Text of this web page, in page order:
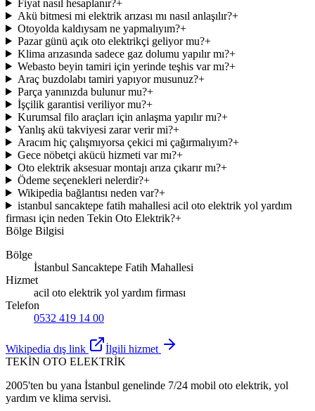
Fiyat nasıl hesaplanır?+
Akü bitmesi mi elektrik arızası mı nasıl anlaşılır?+
Otoyolda kaldıysam ne yapmalıyım?+
Pazar günü açık oto elektrikçi geliyor mu?+
Klima arızasında sadece gaz dolumu yapılır mı?+
Webasto beyin tamiri için yerinde teşhis var mı?+
Araç buzdolabı tamiri yapıyor musunuz?+
Parça yanınızda bulunur mu?+
İşçilik garantisi veriliyor mu?+
Kurumsal filo araçları için anlaşma yapılır mı?+
Yanlış akü takviyesi zarar verir mi?+
Aracım hiç çalışmıyorsa çekici mi çağırmalıyım?+
Gece nöbetçi akücü hizmeti var mı?+
Oto elektrik aksesuar montajı arıza çıkarır mı?+
Ödeme seçenekleri nelerdir?+
Wikipedia bağlantısı neden var?+
istanbul sancaktepe fatih mahallesi acil oto elektrik yol yardım
firması için neden Tekin Oto Elektrik?+
Bölge Bilgisi
Bölge
İstanbul Sancaktepe Fatih Mahallesi
Hizmet
acil oto elektrik yol yardım firması
Telefon
0532 419 14 00
Wikipedia dış link
İlgili hizmet
TEKİN OTO ELEKTRİK
2005'ten bu yana İstanbul genelinde 7/24 mobil oto elektrik, yol
yardım ve klima servisi.